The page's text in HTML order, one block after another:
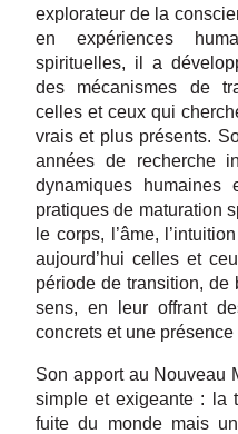
explorateur de la
en expériences
spirituelles, il a
des mécanismes de
celles et ceux qui
vrais et plus présents.
années de recherche
dynamiques humaines
pratiques de maturation
le corps, l’âme,
aujourd’hui celles et
période de transition, de
sens, en leur offrant
concrets et une présence
Son apport au Nouveau
simple et exigeante : la
fuite du monde mais